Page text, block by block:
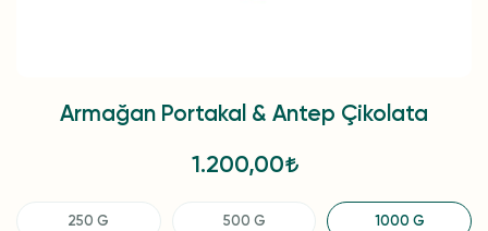
Armağan Portakal & Antep Çikolata
1.200,00
250 G 500 G 1000 G